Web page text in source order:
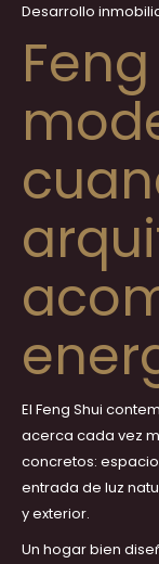
Desarrollo
El Feng Shui
acerca cada vez
concretos:
entrada de luz
y exterior.
Un hogar bien